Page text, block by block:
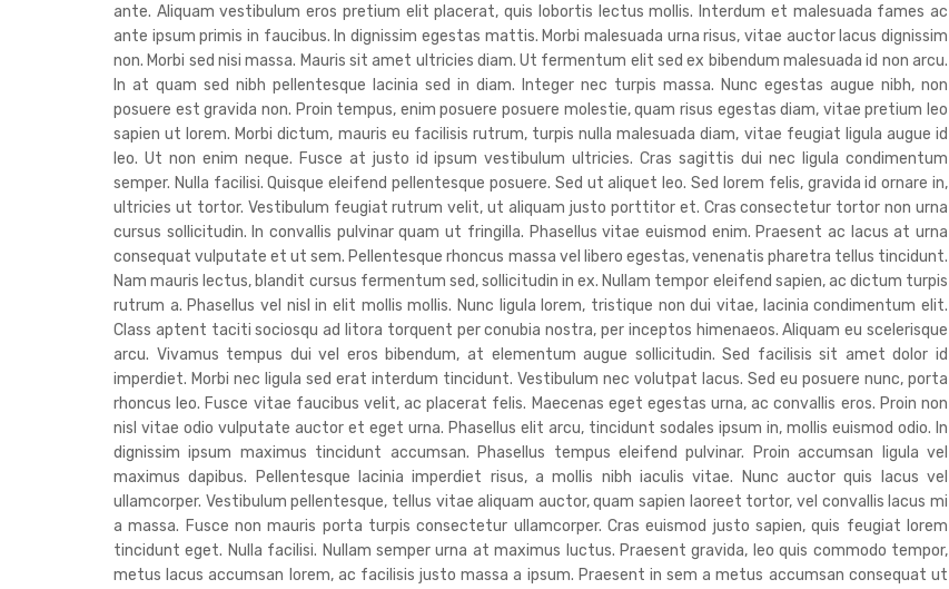
ante. Aliquam vestibulum eros pretium elit placerat, quis lobortis lectus mollis. Interdum et malesuada fames ac
ante ipsum primis in faucibus. In dignissim egestas mattis. Morbi malesuada urna risus, vitae auctor lacus dignissim
non. Morbi sed nisi massa. Mauris sit amet ultricies diam. Ut fermentum elit sed ex bibendum malesuada id non arcu.
In at quam sed nibh pellentesque lacinia sed in diam. Integer nec turpis massa. Nunc egestas augue nibh, non
posuere est gravida non. Proin tempus, enim posuere posuere molestie, quam risus egestas diam, vitae pretium leo
sapien ut lorem. Morbi dictum, mauris eu facilisis rutrum, turpis nulla malesuada diam, vitae feugiat ligula augue id
leo. Ut non enim neque. Fusce at justo id ipsum vestibulum ultricies. Cras sagittis dui nec ligula condimentum
semper. Nulla facilisi. Quisque eleifend pellentesque posuere. Sed ut aliquet leo. Sed lorem felis, gravida id ornare in,
ultricies ut tortor. Vestibulum feugiat rutrum velit, ut aliquam justo porttitor et. Cras consectetur tortor non urna
cursus sollicitudin. In convallis pulvinar quam ut fringilla. Phasellus vitae euismod enim. Praesent ac lacus at urna
consequat vulputate et ut sem. Pellentesque rhoncus massa vel libero egestas, venenatis pharetra tellus tincidunt.
Nam mauris lectus, blandit cursus fermentum sed, sollicitudin in ex. Nullam tempor eleifend sapien, ac dictum turpis
rutrum a. Phasellus vel nisl in elit mollis mollis. Nunc ligula lorem, tristique non dui vitae, lacinia condimentum elit.
Class aptent taciti sociosqu ad litora torquent per conubia nostra, per inceptos himenaeos. Aliquam eu scelerisque
arcu. Vivamus tempus dui vel eros bibendum, at elementum augue sollicitudin. Sed facilisis sit amet dolor id
imperdiet. Morbi nec ligula sed erat interdum tincidunt. Vestibulum nec volutpat lacus. Sed eu posuere nunc, porta
rhoncus leo. Fusce vitae faucibus velit, ac placerat felis. Maecenas eget egestas urna, ac convallis eros. Proin non
nisl vitae odio vulputate auctor et eget urna. Phasellus elit arcu, tincidunt sodales ipsum in, mollis euismod odio. In
dignissim ipsum maximus tincidunt accumsan. Phasellus tempus eleifend pulvinar. Proin accumsan ligula vel
maximus dapibus. Pellentesque lacinia imperdiet risus, a mollis nibh iaculis vitae. Nunc auctor quis lacus vel
ullamcorper. Vestibulum pellentesque, tellus vitae aliquam auctor, quam sapien laoreet tortor, vel convallis lacus mi
a massa. Fusce non mauris porta turpis consectetur ullamcorper. Cras euismod justo sapien, quis feugiat lorem
tincidunt eget. Nulla facilisi. Nullam semper urna at maximus luctus. Praesent gravida, leo quis commodo tempor,
metus lacus accumsan lorem, ac facilisis justo massa a ipsum. Praesent in sem a metus accumsan consequat ut